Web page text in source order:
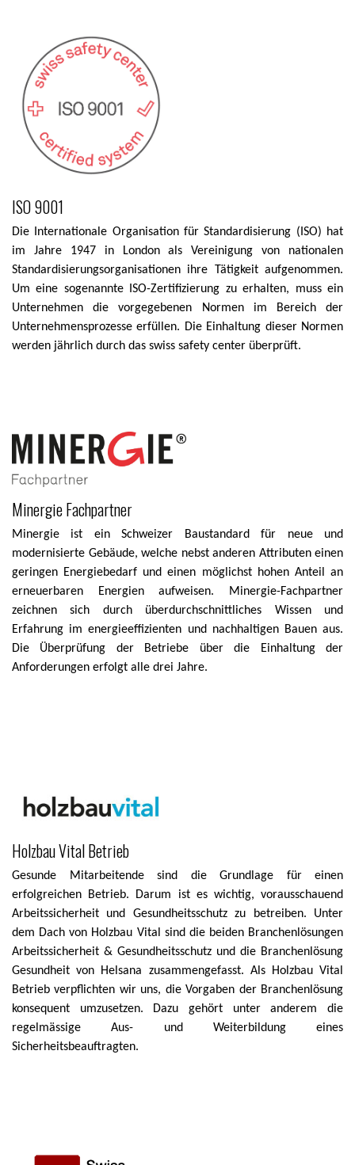
ISO 9001
Die Internationale Organisation für Standardisierung (ISO) hat
im Jahre 1947 in London als Vereinigung von nationalen
Standardisierungsorganisationen ihre Tätigkeit aufgenommen.
Um eine sogenannte ISO-Zertifizierung zu erhalten, muss ein
Unternehmen die vorgegebenen Normen im Bereich der
Unternehmensprozesse erfüllen. Die Einhaltung dieser Normen
werden jährlich durch das swiss safety center überprüft.
Minergie Fachpartner
Minergie ist ein Schweizer Baustandard für neue und
modernisierte Gebäude, welche nebst anderen Attributen einen
geringen Energiebedarf und einen möglichst hohen Anteil an
erneuerbaren Energien aufweisen. Minergie-Fachpartner
zeichnen sich durch überdurchschnittliches Wissen und
Erfahrung im energieeffizienten und nachhaltigen Bauen aus.
Die Überprüfung der Betriebe über die Einhaltung der
Anforderungen erfolgt alle drei Jahre.
Holzbau Vital Betrieb
Gesunde Mitarbeitende sind die Grundlage für einen
erfolgreichen Betrieb. Darum ist es wichtig, vorausschauend
Arbeitssicherheit und Gesundheitsschutz zu betreiben. Unter
dem Dach von Holzbau Vital sind die beiden Branchenlösungen
Arbeitssicherheit & Gesundheitsschutz und die Branchenlösung
Gesundheit von Helsana zusammengefasst. Als Holzbau Vital
Betrieb verpflichten wir uns, die Vorgaben der Branchenlösung
konsequent umzusetzen. Dazu gehört unter anderem die
regelmässige Aus- und Weiterbildung eines
Sicherheitsbeauftragten.